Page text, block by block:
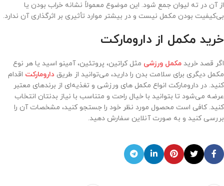
از آن در ته لیوان جمع شود. این موضوع معمولاً نشانه خراب بودن یا
بی‌کیفیت بودن مکمل نیست و در بیشتر موارد تأثیری بر اثرگذاری آن ندارد.
خرید مکمل از دارومارکت
اگر قصد خرید مکمل ورزشی مثل کراتین، پروتئین، آمینو اسید یا هر نوع
مکمل دیگری برای سلامت بدن را دارید، می‌توانید از طریق دارومارکت اقدام
کنید. در دارومارکت انواع مکمل های ورزشی و تغذیه‌ای از برندهای معتبر
عرضه می‌شود تا بتوانید با خیال راحت و متناسب با نیاز بدنتان انتخاب
کنید. کافی است محصول مورد نظر خود را جستجو کنید، مشخصات آن را
بررسی کنید و به صورت آنلاین سفارش دهید.